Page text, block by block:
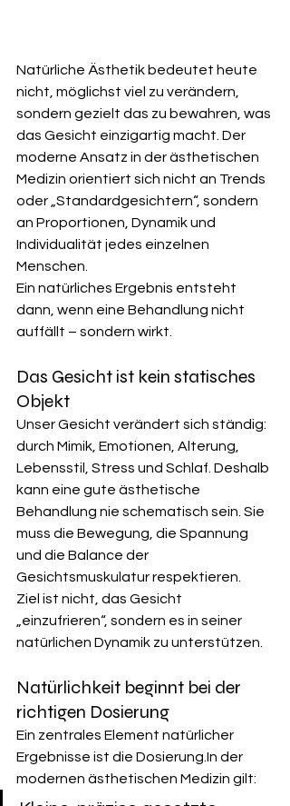
Natürliche Ästhetik bedeutet heute
nicht, möglichst viel zu verändern,
sondern gezielt das zu bewahren, was
das Gesicht einzigartig macht. Der
moderne Ansatz in der ästhetischen
Medizin orientiert sich nicht an Trends
oder „Standardgesichtern“, sondern
an Proportionen, Dynamik und
Individualität jedes einzelnen
Menschen.
Ein natürliches Ergebnis entsteht
dann, wenn eine Behandlung nicht
auffällt – sondern wirkt.
Das Gesicht ist kein statisches
Objekt
Unser Gesicht verändert sich ständig:
durch Mimik, Emotionen, Alterung,
Lebensstil, Stress und Schlaf. Deshalb
kann eine gute ästhetische
Behandlung nie schematisch sein. Sie
muss die Bewegung, die Spannung
und die Balance der
Gesichtsmuskulatur respektieren.
Ziel ist nicht, das Gesicht
„einzufrieren“, sondern es in seiner
natürlichen Dynamik zu unterstützen.
Natürlichkeit beginnt bei der
richtigen Dosierung
Ein zentrales Element natürlicher
Ergebnisse ist die Dosierung.In der
modernen ästhetischen Medizin gilt: